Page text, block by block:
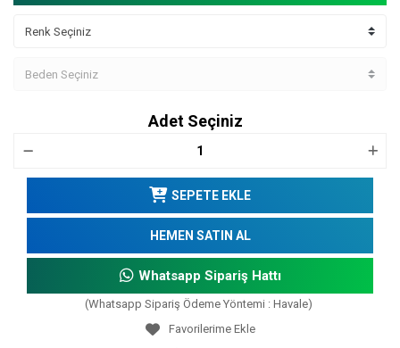
Adet Seçiniz
SEPETE EKLE
HEMEN SATIN AL
Whatsapp Sipariş Hattı
(Whatsapp Sipariş Ödeme Yöntemi : Havale)